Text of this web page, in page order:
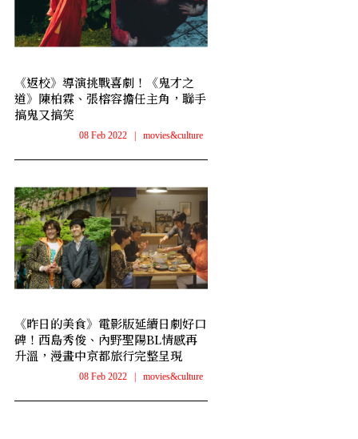
《返校》導演挑戰喜劇！《鬼才之
道》陳柏霖、張榕容擔任主角，聯手
搞鬼又搞笑
08 Feb 2022 movies&culture
《昨日的美食》電影版延續日劇好口
碑！西島秀俊、內野聖陽BL情感再
升溫，漫畫中京都旅行完整呈現
08 Feb 2022 movies&culture